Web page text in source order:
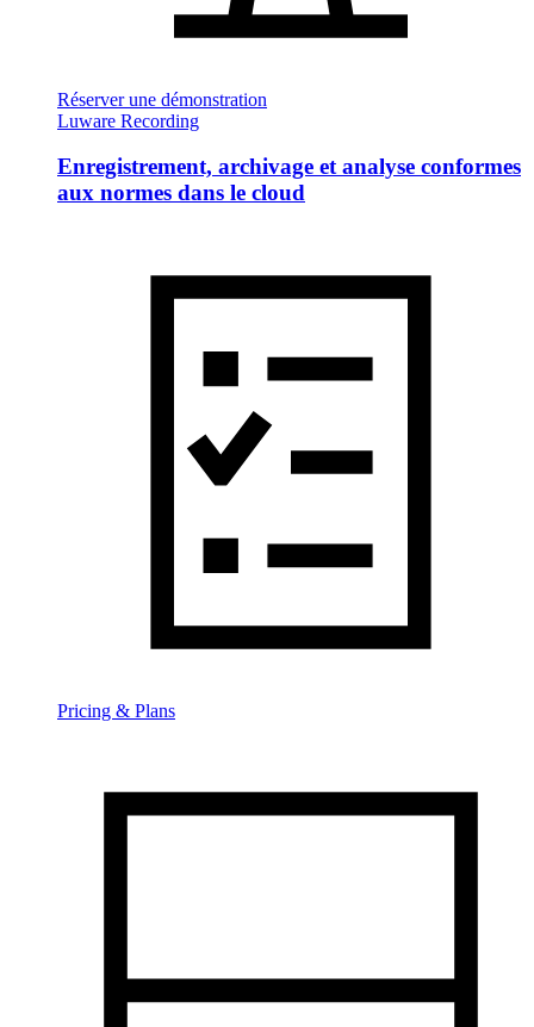
Réserver une démonstration
Luware Recording
Enregistrement, archivage et analyse conformes
aux normes dans le cloud
Pricing & Plans